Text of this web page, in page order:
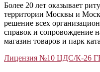
Более 20 лет оказывает
территории Москвы и
решение всех
справок и сопровождение
магазин товаров и парк
Лицензия №10 ЦДС/К-26